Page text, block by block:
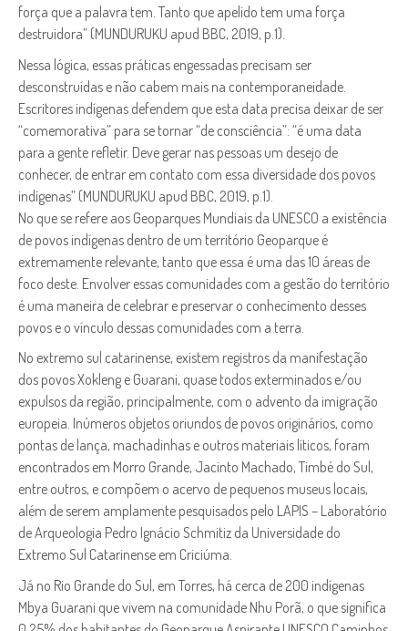
força que a palavra tem. Tanto que apelido tem uma força
destruidora” (MUNDURUKU apud BBC, 2019, p.1).
Nessa lógica, essas práticas engessadas precisam ser
desconstruídas e não cabem mais na contemporaneidade.
Escritores indígenas defendem que esta data precisa deixar de ser
“comemorativa” para se tornar “de consciência”: “é uma data
para a gente refletir. Deve gerar nas pessoas um desejo de
conhecer, de entrar em contato com essa diversidade dos povos
indígenas” (MUNDURUKU apud BBC, 2019, p.1).
No que se refere aos Geoparques Mundiais da UNESCO a existência
de povos indígenas dentro de um território Geoparque é
extremamente relevante, tanto que essa é uma das 10 áreas de
foco deste. Envolver essas comunidades com a gestão do território
é uma maneira de celebrar e preservar o conhecimento desses
povos e o vínculo dessas comunidades com a terra.
No extremo sul catarinense, existem registros da manifestação
dos povos Xokleng e Guarani, quase todos exterminados e/ou
expulsos da região, principalmente, com o advento da imigração
europeia. Inúmeros objetos oriundos de povos originários, como
pontas de lança, machadinhas e outros materiais líticos, foram
encontrados em Morro Grande, Jacinto Machado, Timbé do Sul,
entre outros, e compõem o acervo de pequenos museus locais,
além de serem amplamente pesquisados pelo LAPIS – Laboratório
de Arqueologia Pedro Ignácio Schmitiz da Universidade do
Extremo Sul Catarinense em Criciúma.
Já no Rio Grande do Sul, em Torres, há cerca de 200 indígenas
Mbya Guarani que vivem na comunidade Nhu Porã, o que significa